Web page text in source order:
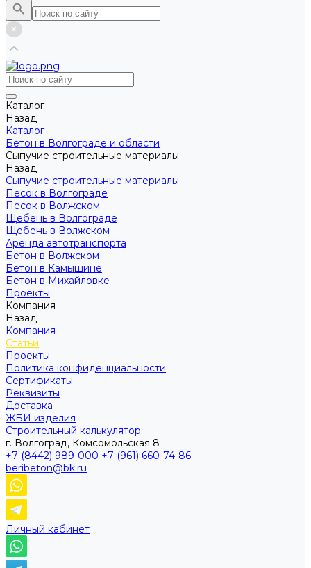
Каталог
Назад
Каталог
Бетон в Волгограде и области
Сыпучие строительные материалы
Назад
Сыпучие строительные материалы
Песок в Волгограде
Песок в Волжском
Щебень в Волгограде
Щебень в Волжском
Аренда автотранспорта
Бетон в Волжском
Бетон в Камышине
Бетон в Михайловке
Проекты
Компания
Назад
Компания
Статьи
Проекты
Политика конфиденциальности
Сертификаты
Реквизиты
Доставка
ЖБИ изделия
Строительный калькулятор
г. Волгоград, Комсомольская 8
+7 (8442) 989-000 +7 (961) 660-74-86
beribeton@bk.ru
Личный кабинет